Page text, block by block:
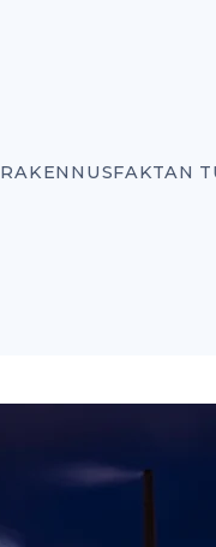
RAKENNUSFAKTAN